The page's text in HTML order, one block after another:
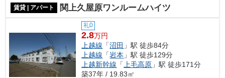
賃貸 | アパート 関上久屋原ワンルームハイツ
礼0
2.8万円
上越線 「沼田 」駅 徒歩84分
上越線 「岩本 」駅 徒歩129分
上越新幹線 「 上毛高原 」駅 徒歩171分
築37年 / 19.83㎡